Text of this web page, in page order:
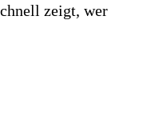
zeigt, wer